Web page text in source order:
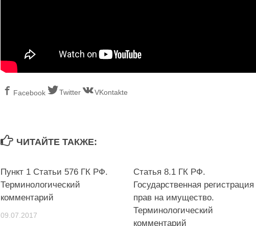
Facebook Twitter VKontakte
ЧИТАЙТЕ ТАКЖЕ:
Пункт 1 Статьи 576 ГК РФ.
Терминологический
комментарий
09.07.2017
Статья 8.1 ГК РФ.
Государственная регистрация
прав на имущество.
Терминологический
комментарий